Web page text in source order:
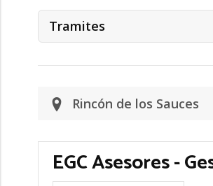
Tramites
Rincón de los Sauces
EGC Asesores -